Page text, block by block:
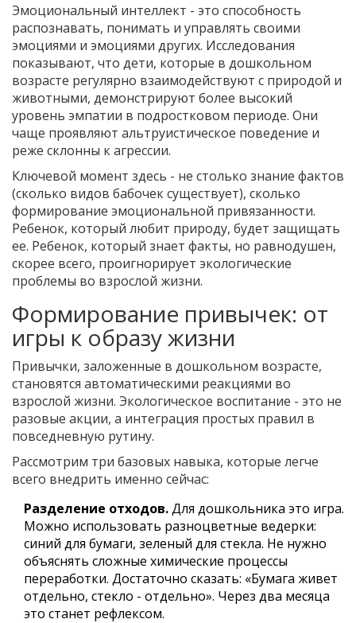
Эмоциональный интеллект - это способность
распознавать, понимать и управлять своими
эмоциями и эмоциями других. Исследования
показывают, что дети, которые в дошкольном
возрасте регулярно взаимодействуют с природой и
животными, демонстрируют более высокий
уровень эмпатии в подростковом периоде. Они
чаще проявляют альтруистическое поведение и
реже склонны к агрессии.
Ключевой момент здесь - не столько знание фактов
(сколько видов бабочек существует), сколько
формирование эмоциональной привязанности.
Ребенок, который любит природу, будет защищать
ее. Ребенок, который знает факты, но равнодушен,
скорее всего, проигнорирует экологические
проблемы во взрослой жизни.
Формирование привычек: от
игры к образу жизни
Привычки, заложенные в дошкольном возрасте,
становятся автоматическими реакциями во
взрослой жизни. Экологическое воспитание - это не
разовые акции, а интеграция простых правил в
повседневную рутину.
Рассмотрим три базовых навыка, которые легче
всего внедрить именно сейчас:
Разделение отходов.Для дошкольника это игра.
Можно использовать разноцветные ведерки:
синий для бумаги, зеленый для стекла. Не нужно
объяснять сложные химические процессы
переработки. Достаточно сказать: «Бумага живет
отдельно, стекло - отдельно». Через два месяца
это станет рефлексом.